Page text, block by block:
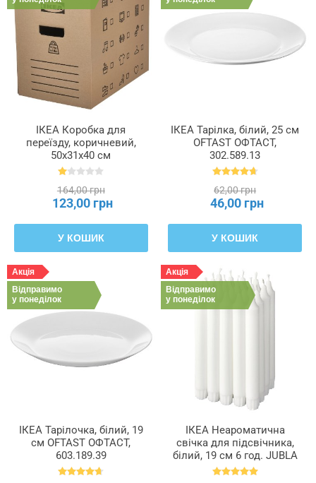
ІКЕА Коробка для
переїзду, коричневий,
50x31x40 см
DUNDERGUBBE, 104.770.49
164,00 грн
123,00 грн
У КОШИК
ІКЕА Тарілка, білий, 25 см
OFTAST ОФТАСТ,
302.589.13
62,00 грн
46,00 грн
У КОШИК
Акція
Відправимо
у понеділок
ІКЕА Тарілочка, білий, 19
см OFTAST ОФТАСТ,
603.189.39
Акція
Відправимо
у понеділок
ІКЕА Неароматична
свічка для підсвічника,
білий, 19 см 6 год. JUBLA
ДЖУБЛ, 601.919.16